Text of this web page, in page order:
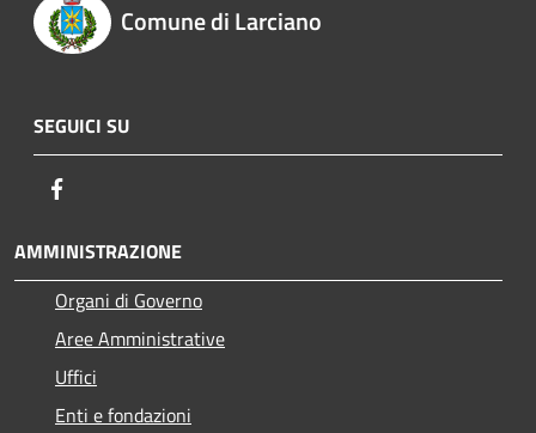
Comune di Larciano
SEGUICI SU
AMMINISTRAZIONE
Organi di Governo
Aree Amministrative
Uffici
Enti e fondazioni